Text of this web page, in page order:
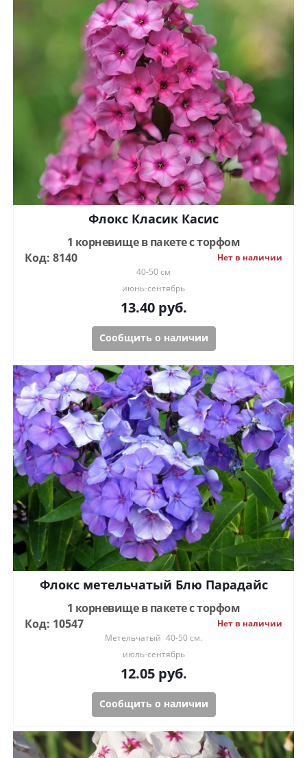
Флокс Класик Касис
1 корневище в пакете с торфом
Код: 8140
Нет в наличии
40-50 см
июнь-сентябрь
13.40руб.
Сообщить о наличии
Флокс метельчатый Блю Парадайс
1 корневище в пакете с торфом
Код: 10547
Нет в наличии
Метельчатый 40-50 см.
июль-сентябрь
12.05руб.
Сообщить о наличии